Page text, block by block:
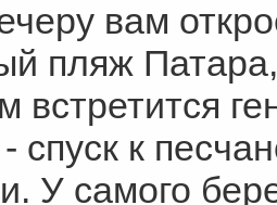
вам
пляж
встретится
спуск к
У самого